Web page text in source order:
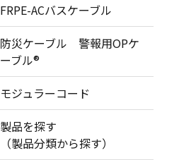
FRPE-ACバスケーブル
防災ケーブル 警報用OPケ
ーブル®
モジュラーコード
製品を探す
（製品分類から探す）